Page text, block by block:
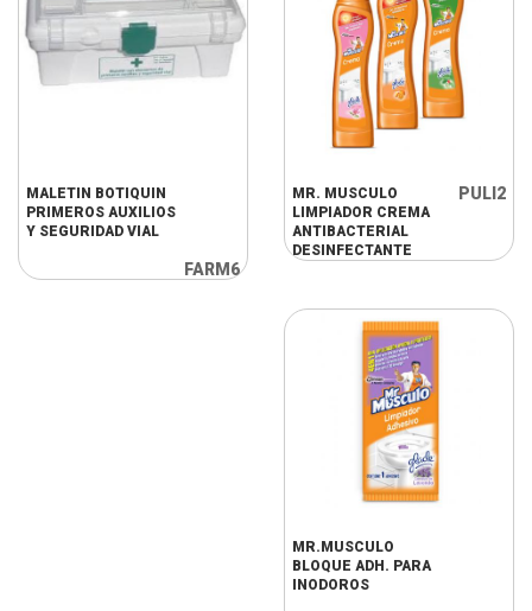
MALETIN BOTIQUIN
PRIMEROS AUXILIOS
Y SEGURIDAD VIAL
FARM6
MR. MUSCULO
LIMPIADOR CREMA
ANTIBACTERIAL
DESINFECTANTE
PULI2
MR.MUSCULO
BLOQUE ADH. PARA
INODOROS